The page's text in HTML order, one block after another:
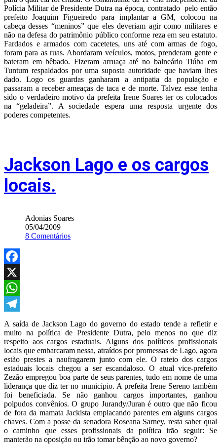
Polícia Militar de Presidente Dutra na época, contratado pelo então
prefeito Joaquim Figueiredo para implantar a GM, colocou na
cabeça desses “meninos” que eles deveriam agir como militares e
não na defesa do patrimônio público conforme reza em seu estatuto.
Fardados e armados com cacetetes, uns até com armas de fogo,
foram para as ruas. Abordaram veículos, motos, prenderam gente e
bateram em bêbado. Fizeram arruaça até no balneário Tiúba em
Tuntum respaldados por uma suposta autoridade que haviam lhes
dado. Logo os guardas ganharam a antipatia da população e
passaram a receber ameaças de taca e de morte. Talvez esse tenha
sido o verdadeiro motivo da prefeita Irene Soares ter os colocados
na “geladeira”. A sociedade espera uma resposta urgente dos
poderes competentes.
Jackson Lago e os cargos
locais.
Adonias Soares
05/04/2009
8 Comentários
Facebook
X
WhatsApp
Telegram
A saída de Jackson Lago do governo do estado tende a refletir e
muito na política de Presidente Dutra, pelo menos no que diz
respeito aos cargos estaduais. Alguns dos políticos profissionais
locais que embarcaram nessa, atraídos por promessas de Lago, agora
estão prestes a naufragarem junto com ele. O rateio dos cargos
estaduais locais chegou a ser escandaloso. O atual vice-prefeito
Zezão empregou boa parte de seus parentes, tudo em nome de uma
liderança que diz ter no município. A prefeita Irene Sereno também
foi beneficiada. Se não ganhou cargos importantes, ganhou
polpudos convênios. O grupo Jurandy/Juran é outro que não ficou
de fora da mamata Jackista emplacando parentes em alguns cargos
chaves. Com a posse da senadora Roseana Sarney, resta saber qual
o caminho que esses profissionais da política irão seguir: Se
manterão na oposição ou irão tomar bênção ao novo governo?